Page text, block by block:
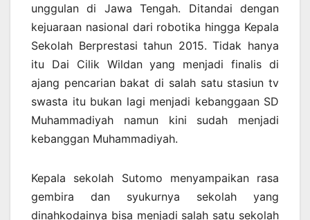
unggulan di Jawa Tengah. Ditandai dengan
kejuaraan nasional dari robotika hingga Kepala
Sekolah Berprestasi tahun 2015. Tidak hanya
itu Dai Cilik Wildan yang menjadi finalis di
ajang pencarian bakat di salah satu stasiun tv
swasta itu bukan lagi menjadi kebanggaan SD
Muhammadiyah namun kini sudah menjadi
kebanggan Muhammadiyah.
Kepala sekolah Sutomo menyampaikan rasa
gembira dan syukurnya sekolah yang
dinahkodainya bisa menjadi salah satu sekolah